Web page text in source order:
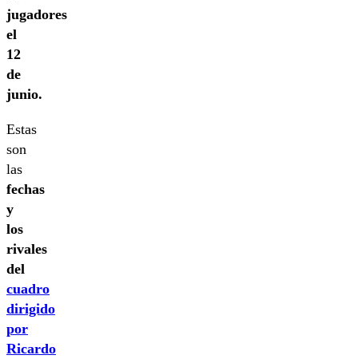
jugadores
el
12
de
junio.
Estas
son
las
fechas
y
los
rivales
del
cuadro
dirigido
por
Ricardo